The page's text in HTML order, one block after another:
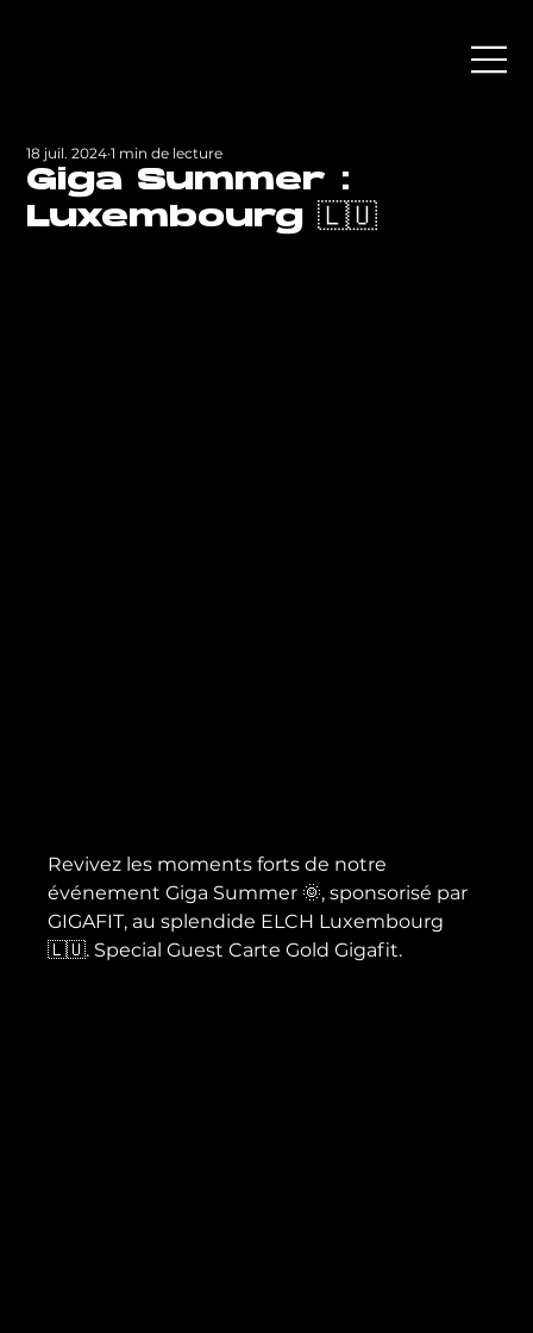
Giga Summer :
Luxembourg 🇱🇺
18 juil. 2024 1 min de lecture
Revivez les moments forts de notre
événement Giga Summer 🌞, sponsorisé par
GIGAFIT, au splendide ELCH Luxembourg
🇱🇺. Special Guest Carte Gold Gigafit.